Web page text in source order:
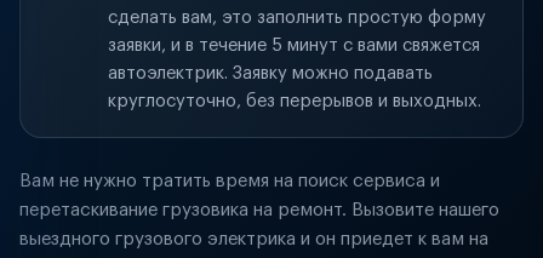
сделать вам, это заполнить простую форму
заявки, и в течение 5 минут с вами свяжется
автоэлектрик. Заявку можно подавать
круглосуточно, без перерывов и выходных.
Вам не нужно тратить время на поиск сервиса и
перетаскивание грузовика на ремонт. Вызовите нашего
выездного грузового электрика и он приедет к вам на